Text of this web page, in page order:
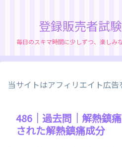
登録販売者試
毎日のスキマ時間に少しずつ、楽しみ
当サイトはアフィリエイト広
486｜過去問｜解熱鎮
された解熱鎮痛成分